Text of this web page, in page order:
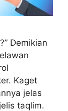
Demikian
Kaget
jelas
taqlim.